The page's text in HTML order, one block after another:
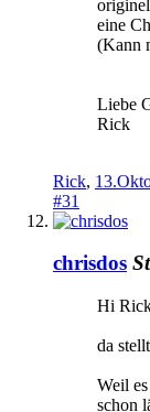
eine
(Kann
Liebe
Rick
Rick,
#31
chrisdos
Hi
da
Weil
schon